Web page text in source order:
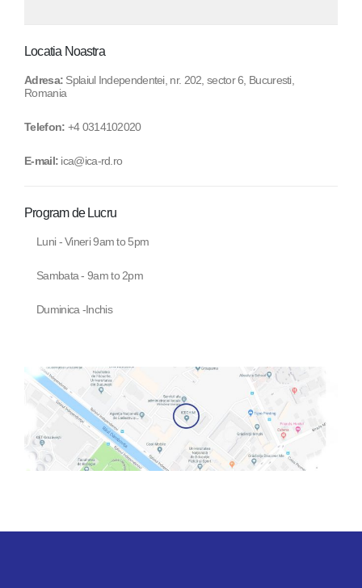
Locatia Noastra
Adresa: Splaiul Independentei, nr. 202, sector 6, Bucuresti,
Romania
Telefon: +4 0314102020
E-mail: ica@ica-rd.ro
Program de Lucru
Luni - Vineri 9am to 5pm
Sambata - 9am to 2pm
Duminica -Inchis